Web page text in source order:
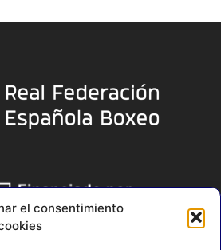
el consentimiento